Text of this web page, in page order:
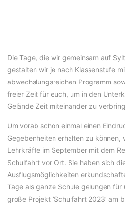
Die Tage, die wir gemeinsam auf
gestalten wir je nach Klassenstufe
abwechslungsreichen Programm
freier Zeit für euch, um in den
Gelände Zeit miteinander zu
Um vorab schon einmal einen
Gegebenheiten erhalten zu können,
Lehrkräfte im September mit dem
Schulfahrt vor Ort. Sie haben sich
Ausflugsmöglichkeiten
Tage als ganze Schule gelungen für
große Projekt ‘Schulfahrt 2023’ am